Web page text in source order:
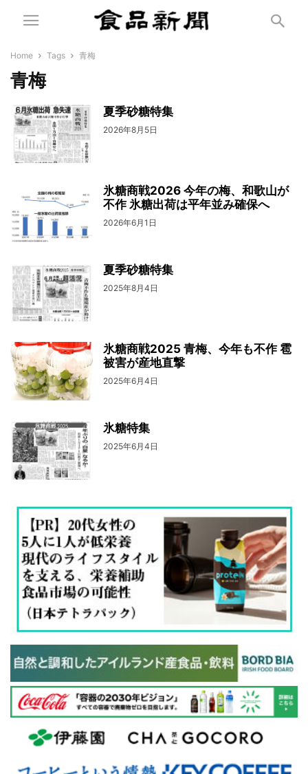
Home Tags 青梅
青梅
夏季砂糖特集
2026年8月5日
氷糖商戦2026 今年の梅、和歌山が
不作 氷糖出荷は平年並み確保へ
2026年6月1日
夏季砂糖特集
2025年8月4日
氷糖商戦2025 青梅、今年も不作 雹
被害が産地直撃
2025年6月4日
氷糖特集
2025年6月4日